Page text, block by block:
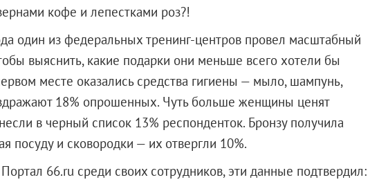
кофе и лепестками роз?!
один из федеральных тренинг-центров провел масштабный
выяснить, какие подарки они меньше всего хотели бы
месте оказались средства гигиены — мыло, шампунь,
18% опрошенных. Чуть больше женщины ценят
в черный список 13% респонденток. Бронзу получила
посуду и сковородки — их отвергли 10%.
66.ru среди своих сотрудников, эти данные подтвердил: